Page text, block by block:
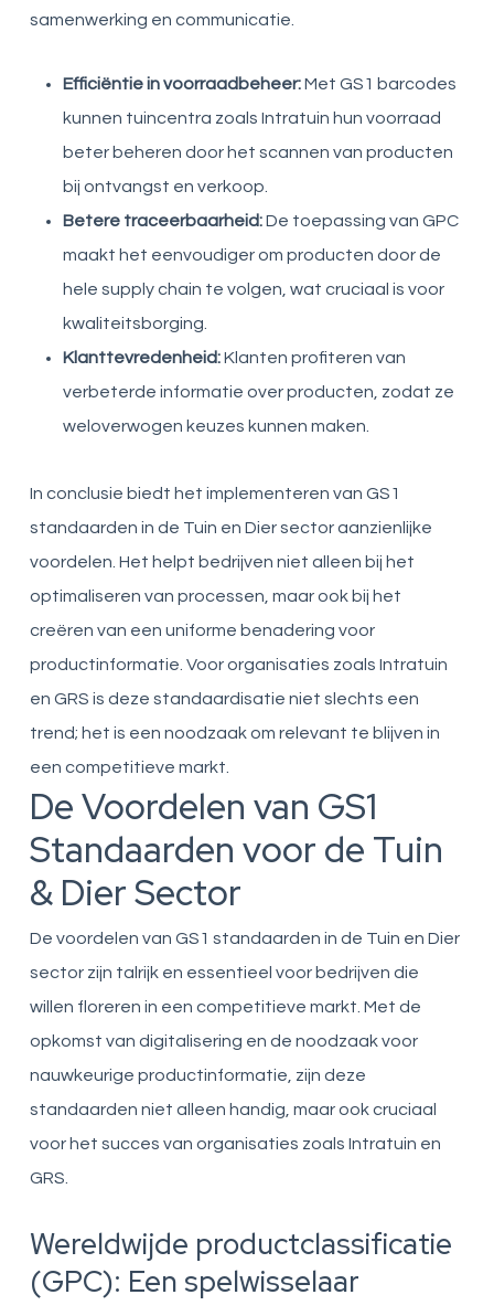
samenwerking en communicatie.
Efficiëntie in voorraadbeheer:Met GS1 barcodes
kunnen tuincentra zoals Intratuin hun voorraad
beter beheren door het scannen van producten
bij ontvangst en verkoop.
Betere traceerbaarheid:De toepassing van GPC
maakt het eenvoudiger om producten door de
hele supply chain te volgen, wat cruciaal is voor
kwaliteitsborging.
Klanttevredenheid:Klanten profiteren van
verbeterde informatie over producten, zodat ze
weloverwogen keuzes kunnen maken.
In conclusie biedt het implementeren van GS1
standaarden in de Tuin en Dier sector aanzienlijke
voordelen. Het helpt bedrijven niet alleen bij het
optimaliseren van processen, maar ook bij het
creëren van een uniforme benadering voor
productinformatie. Voor organisaties zoals Intratuin
en GRS is deze standaardisatie niet slechts een
trend; het is een noodzaak om relevant te blijven in
een competitieve markt.
De Voordelen van GS1
Standaarden voor de Tuin
& Dier Sector
De voordelen van GS1 standaarden in de Tuin en Dier
sector zijn talrijk en essentieel voor bedrijven die
willen floreren in een competitieve markt. Met de
opkomst van digitalisering en de noodzaak voor
nauwkeurige productinformatie, zijn deze
standaarden niet alleen handig, maar ook cruciaal
voor het succes van organisaties zoals Intratuin en
GRS.
Wereldwijde productclassificatie
(GPC): Een spelwisselaar